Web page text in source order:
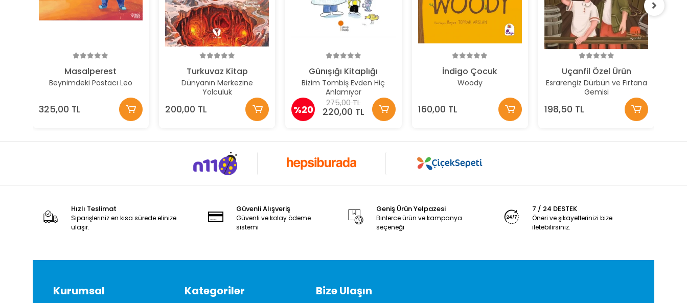
Masalperest
Beynimdeki Postacı Leo
325,00 TL
Turkuvaz Kitap
Dünyanın Merkezine
Yolculuk
200,00 TL
Günışığı Kitaplığı
Bizim Tombiş Evden Hiç
Anlamıyor
%20
275,00 TL
220,00 TL
İndigo Çocuk
Woody
160,00 TL
Uçanfil Özel Ürün
Esrarengiz Dürbün ve Fırtana
Gemisi
198,50 TL
Hızlı Teslimat
Siparişleriniz en kısa sürede elinize
ulaşır.
Güvenli Alışveriş
Güvenli ve kolay ödeme
sistemi
Geniş Ürün Yelpazesi
Binlerce ürün ve kampanya
seçeneği
7 / 24 DESTEK
Öneri ve şikayetlerinizi bize
iletebilirsiniz.
Kurumsal Kategoriler Bize Ulaşın